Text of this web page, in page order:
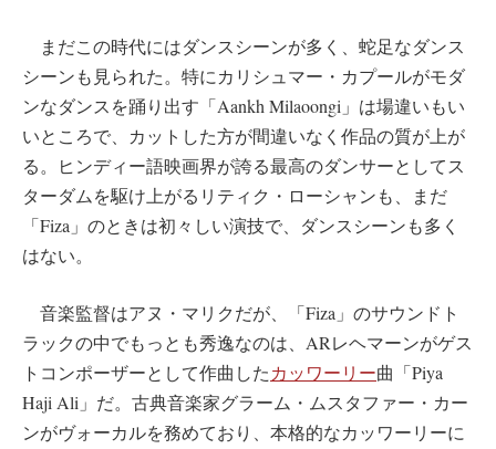
まだこの時代にはダンスシーンが多く、蛇足なダンス
シーンも見られた。特にカリシュマー・カプールがモダ
ンなダンスを踊り出す「Aankh Milaoongi」は場違いもい
いところで、カットした方が間違いなく作品の質が上が
る。ヒンディー語映画界が誇る最高のダンサーとしてス
ターダムを駆け上がるリティク・ローシャンも、まだ
「Fiza」のときは初々しい演技で、ダンスシーンも多く
はない。
音楽監督はアヌ・マリクだが、「Fiza」のサウンドト
ラックの中でもっとも秀逸なのは、ARレヘマーンがゲス
トコンポーザーとして作曲したカッワーリー曲「Piya
Haji Ali」だ。古典音楽家グラーム・ムスタファー・カー
ンがヴォーカルを務めており、本格的なカッワーリーに